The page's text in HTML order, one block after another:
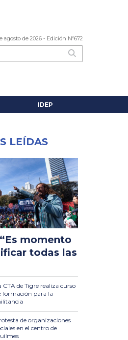
agosto de 2026 - Edición Nº672
IDEP
LEÍDAS
momento
todas las
CTA de Tigre realiza curso
formación para la
de organizaciones
en el centro de